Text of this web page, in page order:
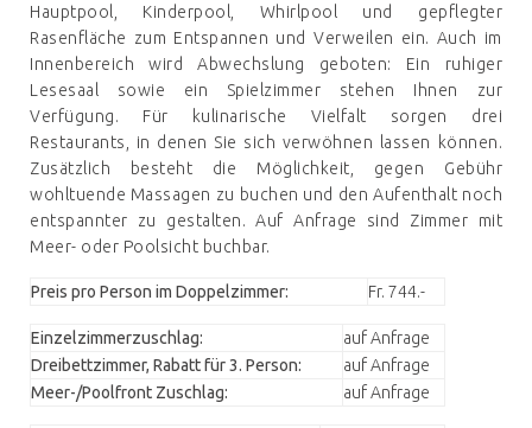
Hauptpool, Kinderpool, Whirlpool und gepflegter
Rasenfläche zum Entspannen und Verweilen ein. Auch im
Innenbereich wird Abwechslung geboten: Ein ruhiger
Lesesaal sowie ein Spielzimmer stehen Ihnen zur
Verfügung. Für kulinarische Vielfalt sorgen drei
Restaurants, in denen Sie sich verwöhnen lassen können.
Zusätzlich besteht die Möglichkeit, gegen Gebühr
wohltuende Massagen zu buchen und den Aufenthalt noch
entspannter zu gestalten. Auf Anfrage sind Zimmer mit
Meer- oder Poolsicht buchbar.
Preis pro Person im Doppelzimmer: Fr. 744.-
Einzelzimmerzuschlag:
auf Anfrage
Dreibettzimmer, Rabatt für 3. Person:
auf Anfrage
Meer-/Poolfront Zuschlag:
auf Anfrage